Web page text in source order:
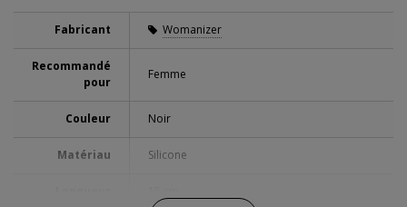
Fabricant Womanizer
Recommandé
pour
Femme
Couleur Noir
Matériau Silicone